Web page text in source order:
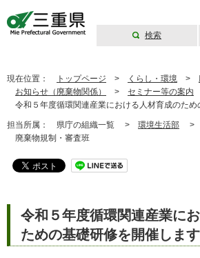
検索
現在位置： トップページ > くらし・環境 >
お知らせ（廃棄物関係）
> セミナー等の案内
令和５年度循環関連産業における人材育成のため
担当所属： 県庁の組織一覧 > 環境生活部 >
廃棄物規制・審査班
令和５年度循環関連産業に
ための基礎研修を開催します